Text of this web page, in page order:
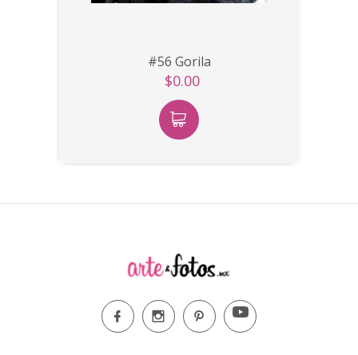
#56 Gorila
$0.00